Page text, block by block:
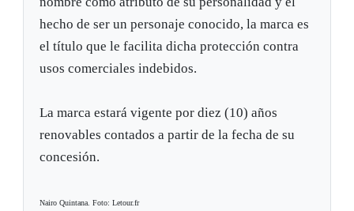
hecho de ser un personaje conocido, la marca es
el título que le facilita dicha protección contra
usos comerciales indebidos.
La marca estará vigente por diez (10) años
renovables contados a partir de la fecha de su
concesión.
Nairo Quintana. Foto: Letour.fr